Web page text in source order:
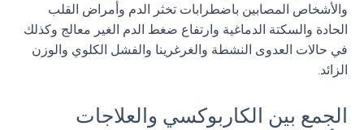
والأشخاص المصابين باضطرابات تخثر الدم وأمراض القلب
الحادة والسكتة الدماغية وارتفاع ضغط الدم الغير معالج وكذلك
في حالات العدوى النشطة والغرغرينا والفشل الكلوي والوزن
الزائد.
الجمع بين الكاربوكسي والعلاجات